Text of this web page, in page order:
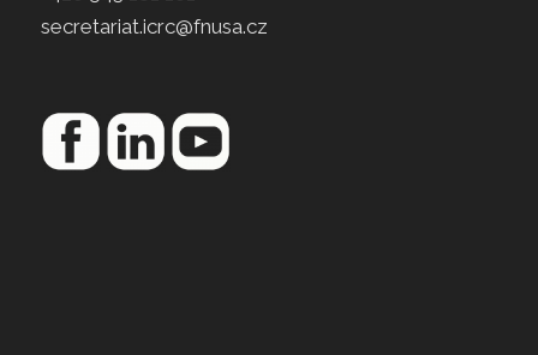
secretariat.icrc@fnusa.cz